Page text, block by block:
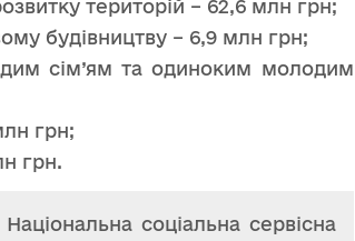
територій – 62,6 млн грн;
будівництву – 6,9 млн грн;
сім’ям та одиноким молодим
грн;
грн.
соціальна сервісна